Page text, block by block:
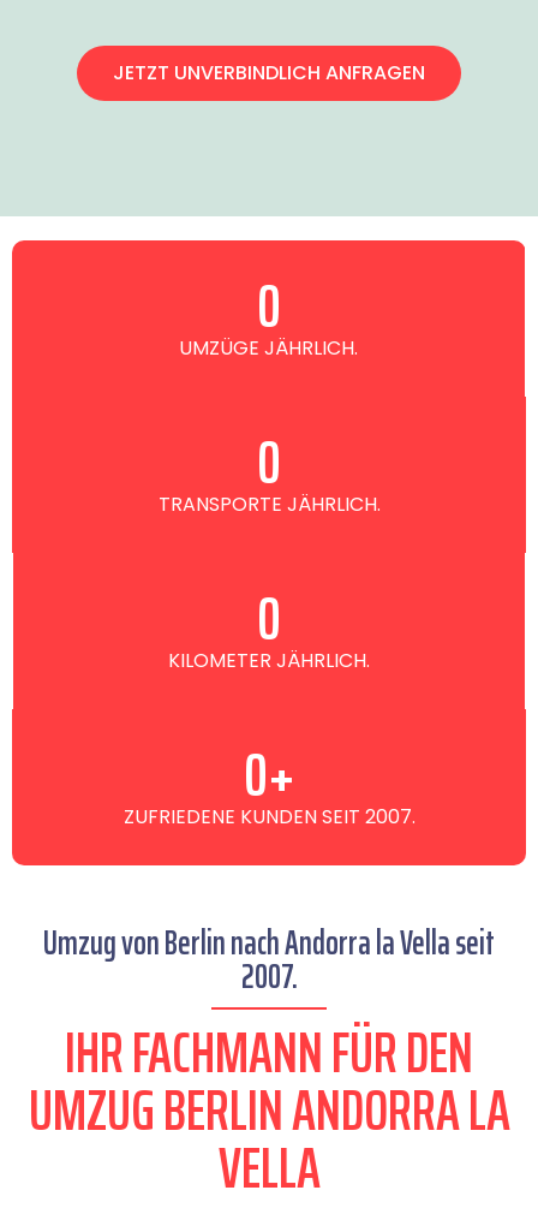
JETZT UNVERBINDLICH ANFRAGEN
UMZÜGE JÄHRLICH.
0
TRANSPORTE JÄHRLICH.
0
KILOMETER JÄHRLICH.
0
ZUFRIEDENE KUNDEN SEIT 2007.
0+
Umzug von Berlin nach Andorra la Vella seit
2007.
IHR FACHMANN FÜR DEN
UMZUG BERLIN ANDORRA LA
VELLA